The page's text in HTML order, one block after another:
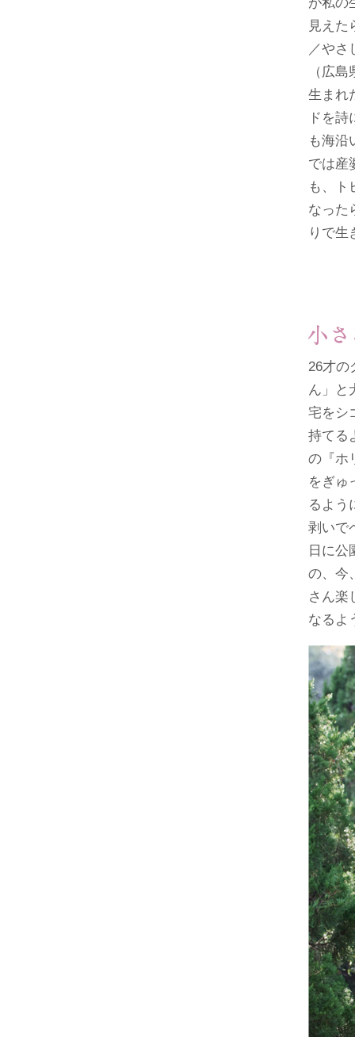
見えた
／や
（広
生まれ
ドを
も海沿
では産
も、ト
なった
りで生
26才の
ん」と
宅をシ
持てる
の『ホ
をぎゅ
るよう
剥いで
日に公
の、今
さん楽
なるよ